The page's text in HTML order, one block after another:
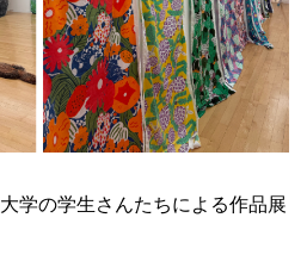
学の学生さんたちによる作品展